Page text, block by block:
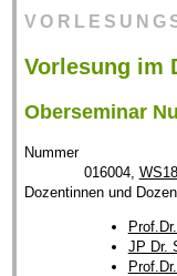
Vorlesung im
Oberseminar
Nummer
016004,
Dozentinnen und
JP Dr.